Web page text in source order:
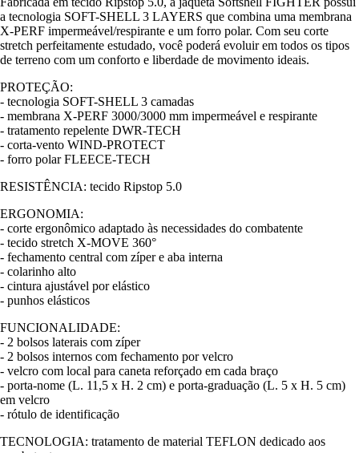
a tecnologia SOFT-SHELL 3 LAYERS que combina uma membrana
X-PERF impermeável/respirante e um forro polar. Com seu corte
stretch perfeitamente estudado, você poderá evoluir em todos os tipos
de terreno com um conforto e liberdade de movimento ideais.
PROTEÇÃO:
- tecnologia SOFT-SHELL 3 camadas
- membrana X-PERF 3000/3000 mm impermeável e respirante
- tratamento repelente DWR-TECH
- corta-vento WIND-PROTECT
- forro polar FLEECE-TECH
RESISTÊNCIA: tecido Ripstop 5.0
ERGONOMIA:
- corte ergonômico adaptado às necessidades do combatente
- tecido stretch X-MOVE 360°
- fechamento central com zíper e aba interna
- colarinho alto
- cintura ajustável por elástico
- punhos elásticos
FUNCIONALIDADE:
- 2 bolsos laterais com zíper
- 2 bolsos internos com fechamento por velcro
- velcro com local para caneta reforçado em cada braço
- porta-nome (L. 11,5 x H. 2 cm) e porta-graduação (L. 5 x H. 5 cm)
em velcro
- rótulo de identificação
TECNOLOGIA: tratamento de material TEFLON dedicado aos